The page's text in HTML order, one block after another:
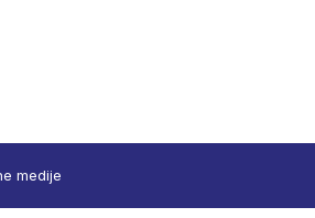
medije